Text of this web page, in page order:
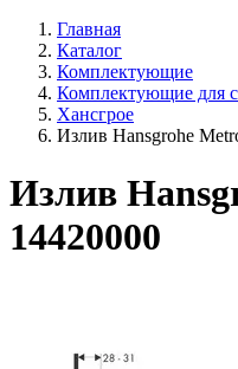
Главная
Каталог
Комплектующие
Комплектующие для
Хансгрое
Излив Hansgrohe
Излив
14420000